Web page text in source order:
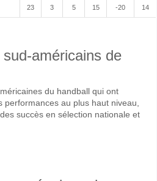
23 3 5 15 -20 14
américains de
du handball qui ont
au plus haut niveau,
succès en sélection nationale et